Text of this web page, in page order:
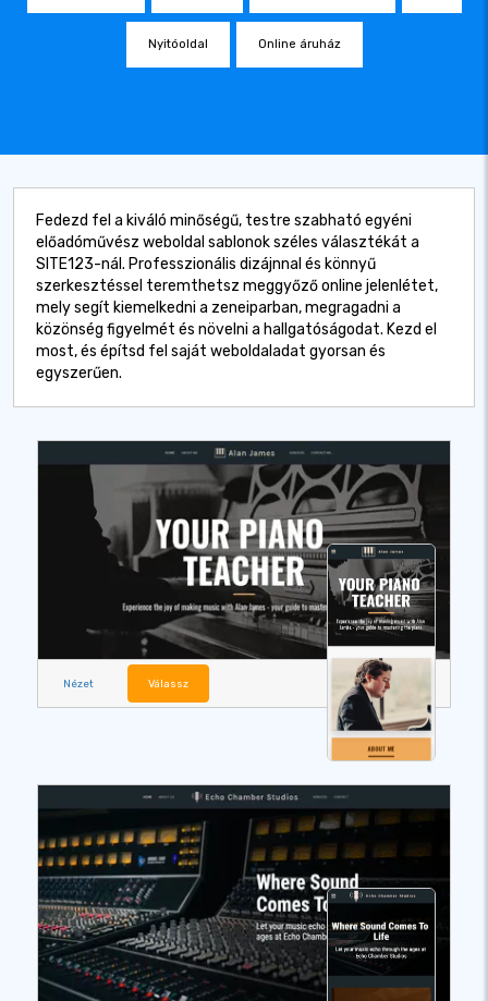
Nyitóoldal Online áruház
Fedezd fel a kiváló minőségű, testre szabható egyéni
előadóművész weboldal sablonok széles választékát a
SITE123-nál. Professzionális dizájnnal és könnyű
szerkesztéssel teremthetsz meggyőző online jelenlétet,
mely segít kiemelkedni a zeneiparban, megragadni a
közönség figyelmét és növelni a hallgatóságodat. Kezd el
most, és építsd fel saját weboldaladat gyorsan és
egyszerűen.
Nézet Válassz